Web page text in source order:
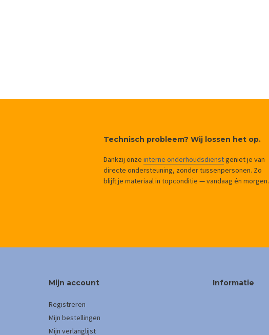
Technisch probleem? Wij lossen het op.
Dankzij onze interne onderhoudsdienstgeniet je van
directe ondersteuning, zonder tussenpersonen. Zo
blijft je materiaal in topconditie — vandaag én morgen.
Mijn account
Registreren
Mijn bestellingen
Mijn verlanglijst
Informatie